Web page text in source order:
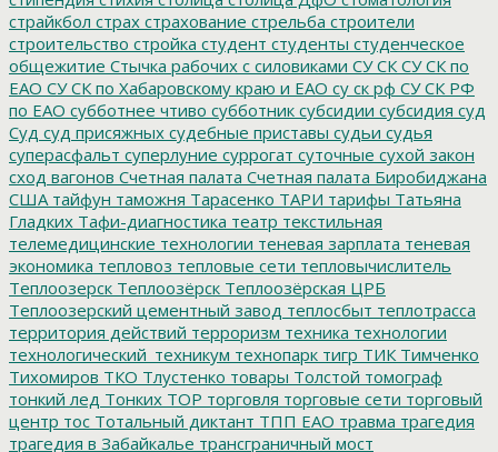
страйкбол страх страхование стрельба строители
строительство стройка студент студенты студенческое
общежитие Стычка рабочих с силовиками СУ СК СУ СК по
ЕАО СУ СК по Хабаровскому краю и ЕАО су ск рф СУ СК РФ
по ЕАО субботнее чтиво субботник субсидии субсидия суд
Суд суд присяжных судебные приставы судьи судья
суперасфальт суперлуние суррогат суточные сухой закон
сход вагонов Счетная палата Счетная палата Биробиджана
США тайфун таможня Тарасенко ТАРИ тарифы Татьяна
Гладких Тафи-диагностика театр текстильная
телемедицинские технологии теневая зарплата теневая
экономика тепловоз тепловые сети тепловычислитель
Теплоозерск Теплоозёрск Теплоозёрская ЦРБ
Теплоозерский цементный завод теплосбыт теплотрасса
территория действий терроризм техника технологии
технологический_техникум технопарк тигр ТИК Тимченко
Тихомиров ТКО Тлустенко товары Толстой томограф
тонкий лед Тонких ТОР торговля торговые сети торговый
центр тос Тотальный диктант ТПП ЕАО травма трагедия
трагедия в Забайкалье трансграничный мост